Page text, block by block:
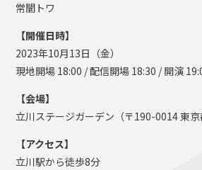
常闇トワ
【開催日時】
2023年10月13日（金）
現地開場 18:00 / 配信開場 18:30 / 開演
【会場】
立川ステージガーデン（〒190-0014 東京
【アクセス】
立川駅から徒歩8分